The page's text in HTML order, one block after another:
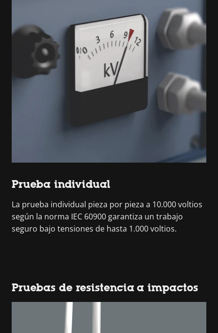
Prueba individual
La prueba individual pieza por pieza a 10.000 voltios
según la norma IEC 60900 garantiza un trabajo
seguro bajo tensiones de hasta 1.000 voltios.
Pruebas de resistencia a impactos